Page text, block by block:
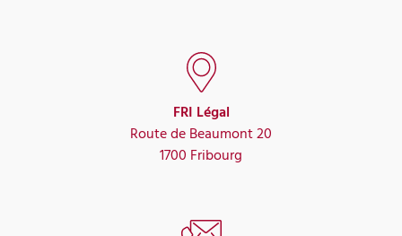
FRI Légal
Route de Beaumont 20
1700 Fribourg